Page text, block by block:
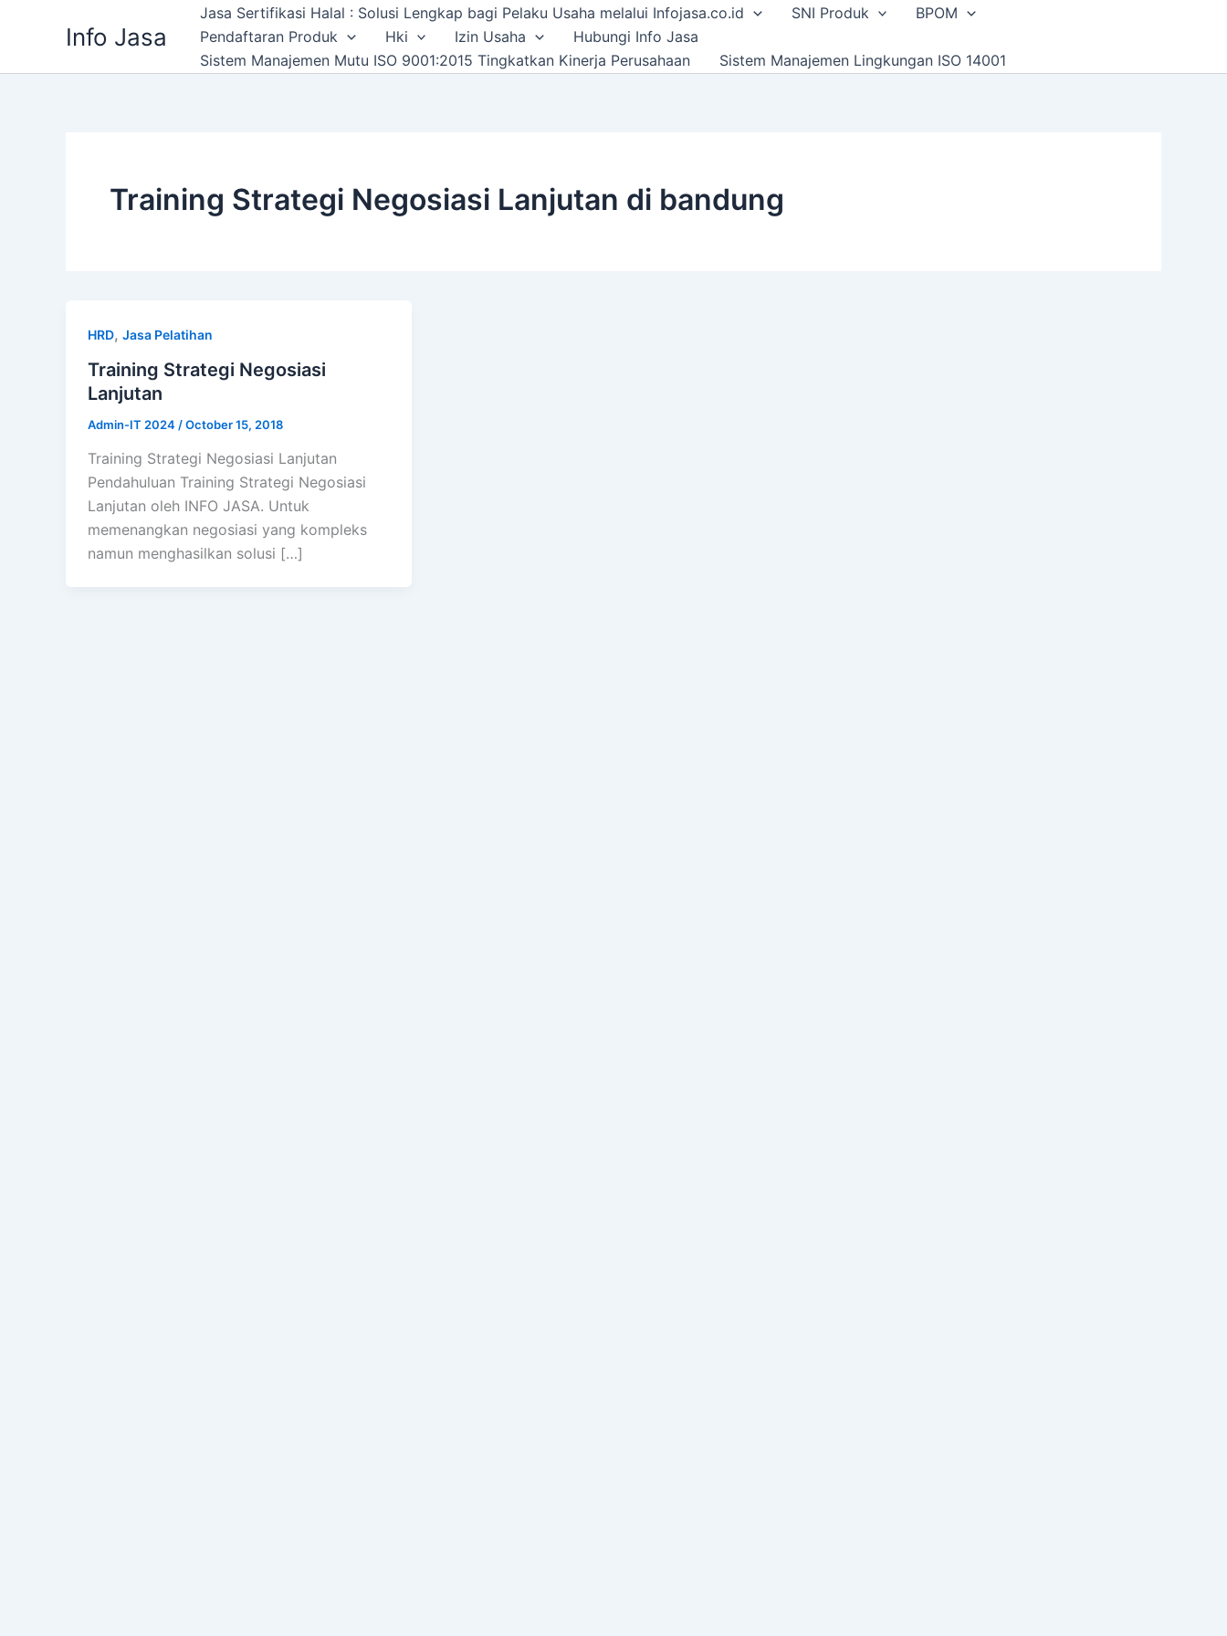
Info Jasa
Jasa Sertifikasi Halal : Solusi Lengkap bagi Pelaku Usaha melalui Infojasa.co.id SNI Produk
BPOM
Pendaftaran Produk
Hki Izin Usaha
Hubungi Info Jasa
Sistem Manajemen Mutu ISO 9001:2015 Tingkatkan Kinerja Perusahaan
Sistem Manajemen Lingkungan ISO 14001
Training Strategi Negosiasi Lanjutan di bandung
HRD, Jasa Pelatihan
Training Strategi Negosiasi
Lanjutan
Admin-IT 2024 /October 15, 2018
Training Strategi Negosiasi Lanjutan
Pendahuluan Training Strategi Negosiasi
Lanjutan oleh INFO JASA. Untuk
memenangkan negosiasi yang kompleks
namun menghasilkan solusi […]